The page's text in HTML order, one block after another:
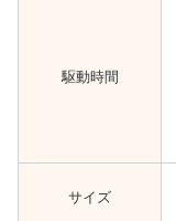
駆動時間
サイズ